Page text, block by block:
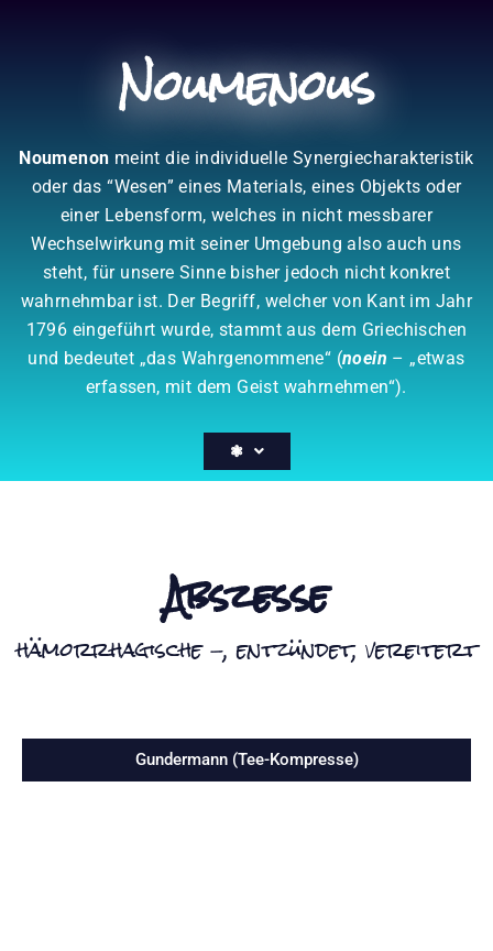
Noumenous
Noumenon meint die individuelle Synergiecharakteristik
oder das “Wesen” eines Materials, eines Objekts oder
einer Lebensform, welches in nicht messbarer
Wechselwirkung mit seiner Umgebung also auch uns
steht, für unsere Sinne bisher jedoch nicht konkret
wahrnehmbar ist. Der Begriff, welcher von Kant im Jahr
1796 eingeführt wurde, stammt aus dem Griechischen
und bedeutet „das Wahrgenommene“ (noein – „etwas
erfassen, mit dem Geist wahrnehmen“).
❃
Abszesse
hämorrhagische -, entzündet, vereitert
Gundermann (Tee-Kompresse)